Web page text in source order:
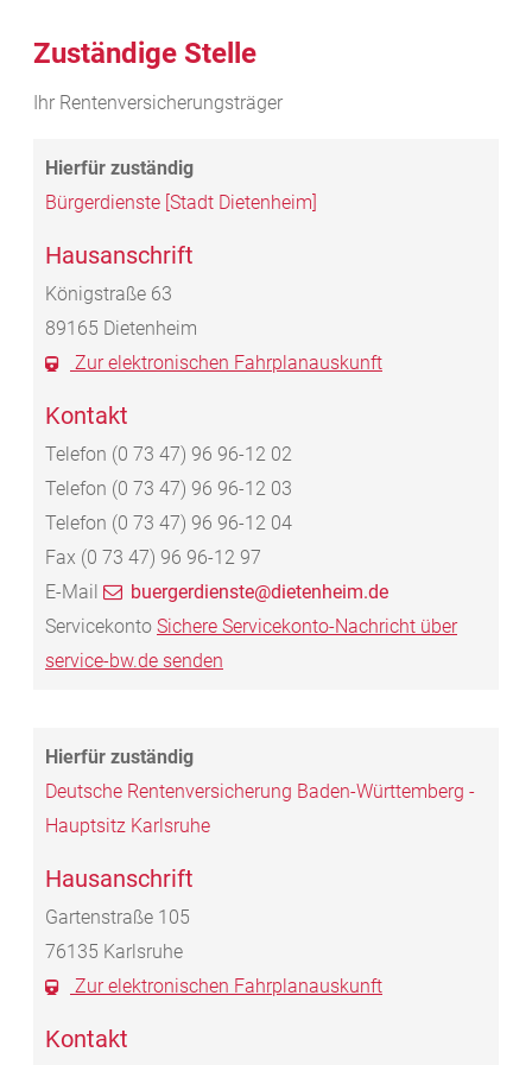
Zuständige Stelle
Ihr Rentenversicherungsträger
Bürgerdienste [Stadt Dietenheim]
Hausanschrift
Königstraße 63
89165 Dietenheim
Zur elektronischen Fahrplanauskunft
Kontakt
Telefon (0 73 47) 96 96-12 02
Telefon (0 73 47) 96 96-12 03
Telefon (0 73 47) 96 96-12 04
Fax (0 73 47) 96 96-12 97
E-Mail
buergerdienste@dietenheim.de
Servicekonto Sichere Servicekonto-Nachricht über
service-bw.de senden
Deutsche Rentenversicherung Baden-Württemberg -
Hauptsitz Karlsruhe
Hausanschrift
Gartenstraße 105
76135 Karlsruhe
Zur elektronischen Fahrplanauskunft
Kontakt